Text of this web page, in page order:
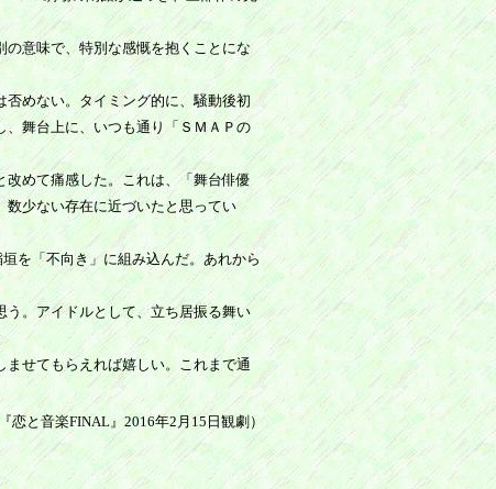
意味で、特別な感慨を抱くことにな
めない。タイミング的に、騒動後初
舞台上に、いつも通り「ＳＭＡＰの
めて痛感した。これは、「舞台俳優
少ない存在に近づいたと思ってい
を「不向き」に組み込んだ。あれから
。アイドルとして、立ち居振る舞い
せてもらえれば嬉しい。これまで通
恋と音楽FINAL』2016年2月15日観劇）